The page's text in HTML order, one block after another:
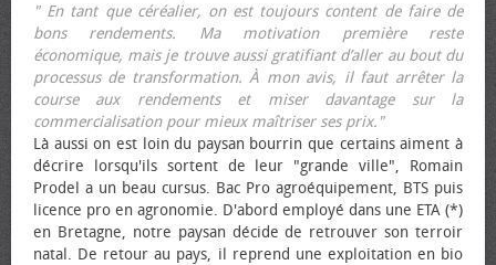
" En tant que céréalier, on est toujours content de faire de
bons rendements. Ma motivation première reste
économique, mais je trouve aussi gratifiant d’aller au bout du
processus de transformation. À mon avis, il faut arrêter la
course aux rendements et miser davantage sur la
commercialisation pour mieux maîtriser ses prix."
Là aussi on est loin du paysan bourrin que certains aiment à
décrire lorsqu'ils sortent de leur "grande ville", Romain
Prodel a un beau cursus. Bac Pro agroéquipement, BTS puis
licence pro en agronomie. D'abord employé dans une ETA (*)
en Bretagne, notre paysan décide de retrouver son terroir
natal. De retour au pays, il reprend une exploitation en bio